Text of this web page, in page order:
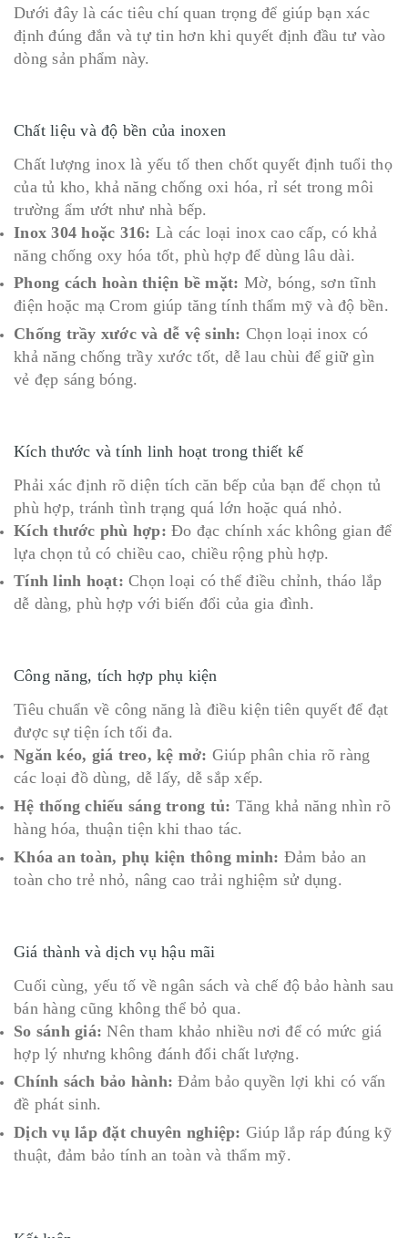
Dưới đây là các tiêu chí quan trọng để giúp bạn xác
định đúng đắn và tự tin hơn khi quyết định đầu tư vào
dòng sản phẩm này.
Chất liệu và độ bền của inoxen
Chất lượng inox là yếu tố then chốt quyết định tuổi thọ
của tủ kho, khả năng chống oxi hóa, rỉ sét trong môi
trường ẩm ướt như nhà bếp.
Inox 304 hoặc 316: Là các loại inox cao cấp, có khả
năng chống oxy hóa tốt, phù hợp để dùng lâu dài.
Phong cách hoàn thiện bề mặt: Mờ, bóng, sơn tĩnh
điện hoặc mạ Crom giúp tăng tính thẩm mỹ và độ bền.
Chống trầy xước và dễ vệ sinh: Chọn loại inox có
khả năng chống trầy xước tốt, dễ lau chùi để giữ gìn
vẻ đẹp sáng bóng.
Kích thước và tính linh hoạt trong thiết kế
Phải xác định rõ diện tích căn bếp của bạn để chọn tủ
phù hợp, tránh tình trạng quá lớn hoặc quá nhỏ.
Kích thước phù hợp: Đo đạc chính xác không gian để
lựa chọn tủ có chiều cao, chiều rộng phù hợp.
Tính linh hoạt: Chọn loại có thể điều chỉnh, tháo lắp
dễ dàng, phù hợp với biến đổi của gia đình.
Công năng, tích hợp phụ kiện
Tiêu chuẩn về công năng là điều kiện tiên quyết để đạt
được sự tiện ích tối đa.
Ngăn kéo, giá treo, kệ mở: Giúp phân chia rõ ràng
các loại đồ dùng, dễ lấy, dễ sắp xếp.
Hệ thống chiếu sáng trong tủ: Tăng khả năng nhìn rõ
hàng hóa, thuận tiện khi thao tác.
Khóa an toàn, phụ kiện thông minh: Đảm bảo an
toàn cho trẻ nhỏ, nâng cao trải nghiệm sử dụng.
Giá thành và dịch vụ hậu mãi
Cuối cùng, yếu tố về ngân sách và chế độ bảo hành sau
bán hàng cũng không thể bỏ qua.
So sánh giá: Nên tham khảo nhiều nơi để có mức giá
hợp lý nhưng không đánh đổi chất lượng.
Chính sách bảo hành: Đảm bảo quyền lợi khi có vấn
đề phát sinh.
Dịch vụ lắp đặt chuyên nghiệp: Giúp lắp ráp đúng kỹ
thuật, đảm bảo tính an toàn và thẩm mỹ.